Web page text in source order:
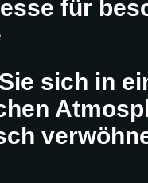
für
sich in